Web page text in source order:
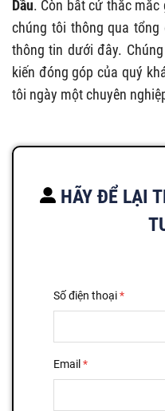
Dầu. Còn bất cứ thắc mắc
chúng tôi thông qua
thông tin dưới đây.
kiến đóng góp của quý
tôi ngày một chuyên
HÃY ĐỂ LẠI